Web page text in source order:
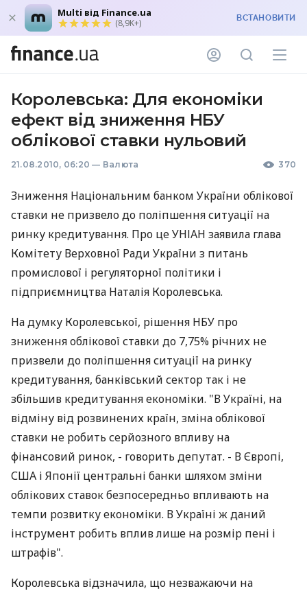
Multi від Finance.ua
(8,9K+) ВСТАНОВИТИ
Королевська: Для економіки
ефект від зниження НБУ
облікової ставки нульовий
21.08.2010, 06:20 — Валюта 370
Зниження Національним банком України облікової
ставки не призвело до поліпшення ситуації на
ринку кредитування. Про це УНІАН заявила глава
Комітету Верховної Ради України з питань
промислової і регуляторної політики і
підприємництва Наталія Королевська.
На думку Королевської, рішення НБУ про
зниження облікової ставки до 7,75% річних не
призвели до поліпшення ситуації на ринку
кредитування, банківський сектор так і не
збільшив кредитування економіки. "В Україні, на
відміну від розвинених країн, зміна облікової
ставки не робить серйозного впливу на
фінансовий ринок, - говорить депутат. - В Європі,
США і Японії центральні банки шляхом зміни
облікових ставок безпосередньо впливають на
темпи розвитку економіки. В Україні ж даний
інструмент робить вплив лише на розмір пені і
штрафів".
Королевська відзначила, що незважаючи на